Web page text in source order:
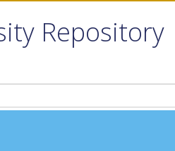
Repository